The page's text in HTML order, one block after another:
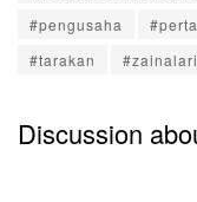
#pengusaha
#tarakan
Discussion